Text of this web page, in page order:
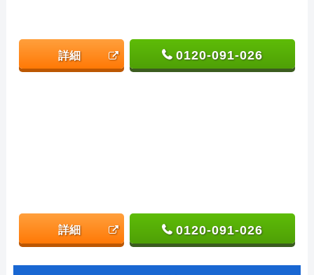
詳細 0120-091-026
詳細 0120-091-026